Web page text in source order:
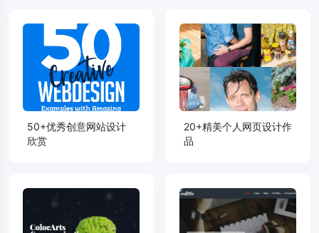
50+优秀创意网站设计
欣赏
20+精美个人网页设计作
品